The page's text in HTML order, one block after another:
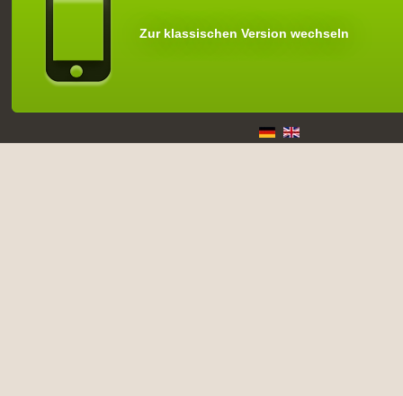
Zur klassischen Version wechseln